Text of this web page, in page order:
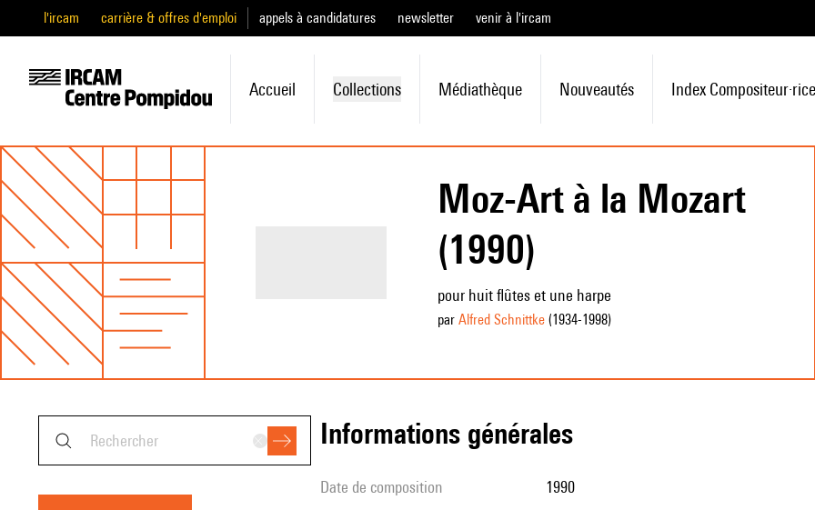
l'ircam carrière & offres d'emploi appels à candidatures newsletter venir à l'ircam
Accueil Collections Médiathèque Nouveautés Index Compositeur·rice
Moz-Art à la Mozart
(1990)
pour huit flûtes et une harpe
par Alfred Schnittke(1934-1998)
informations générales
date de composition 1990